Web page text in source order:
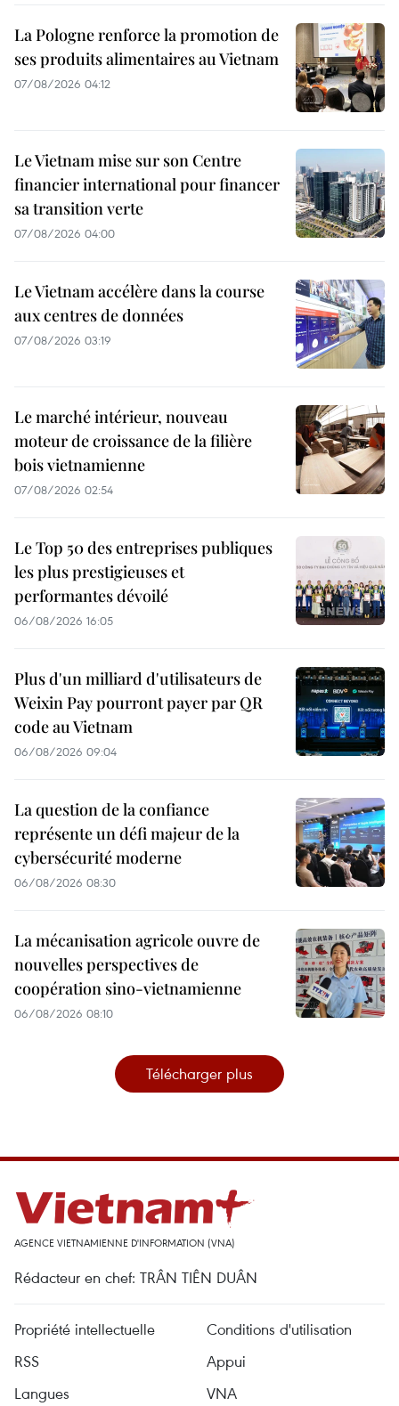
La Pologne renforce la promotion de
ses produits alimentaires au Vietnam
07/08/2026 04:12
Le Vietnam mise sur son Centre
financier international pour financer
sa transition verte
07/08/2026 04:00
Le Vietnam accélère dans la course
aux centres de données
07/08/2026 03:19
Le marché intérieur, nouveau
moteur de croissance de la filière
bois vietnamienne
07/08/2026 02:54
Le Top 50 des entreprises publiques
les plus prestigieuses et
performantes dévoilé
06/08/2026 16:05
Plus d'un milliard d'utilisateurs de
Weixin Pay pourront payer par QR
code au Vietnam
06/08/2026 09:04
La question de la confiance
représente un défi majeur de la
cybersécurité moderne
06/08/2026 08:30
La mécanisation agricole ouvre de
nouvelles perspectives de
coopération sino-vietnamienne
06/08/2026 08:10
Télécharger plus
AGENCE VIETNAMIENNE D'INFORMATION (VNA)
Rédacteur en chef: TRÂN TIÊN DUÂN
Propriété intellectuelle
Conditions d'utilisation
RSS
Appui
Langues
VNA